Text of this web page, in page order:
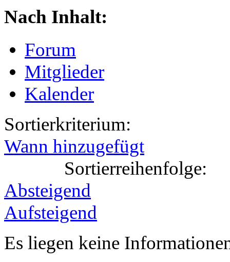
Nach Inhalt:
Forum
Mitglieder
Kalender
Sortierkriterium:
Wann hinzugefügt
Sortierreihenfolge:
Absteigend
Aufsteigend
Es liegen keine